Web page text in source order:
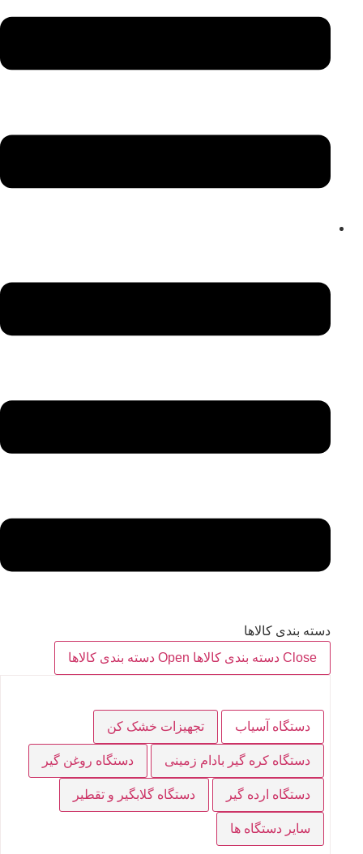
دسته بندی کالاها
Close دسته بندی کالاها
Open دسته بندی کالاها
دستگاه آسیاب تجهیزات خشک کن
دستگاه کره گیر بادام زمینی دستگاه روغن گیر
دستگاه ارده گیر دستگاه گلابگیر و تقطیر
سایر دستگاه ها